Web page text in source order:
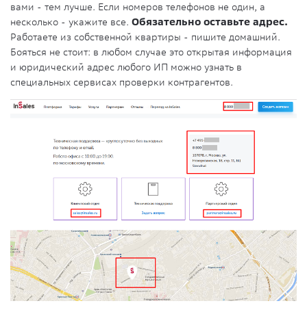
вами - тем лучше. Если номеров телефонов не один, а
несколько - укажите все. Обязательно оставьте адрес.
Работаете из собственной квартиры - пишите домашний.
Бояться не стоит: в любом случае это открытая информация
и юридический адрес любого ИП можно узнать в
специальных сервисах проверки контрагентов.